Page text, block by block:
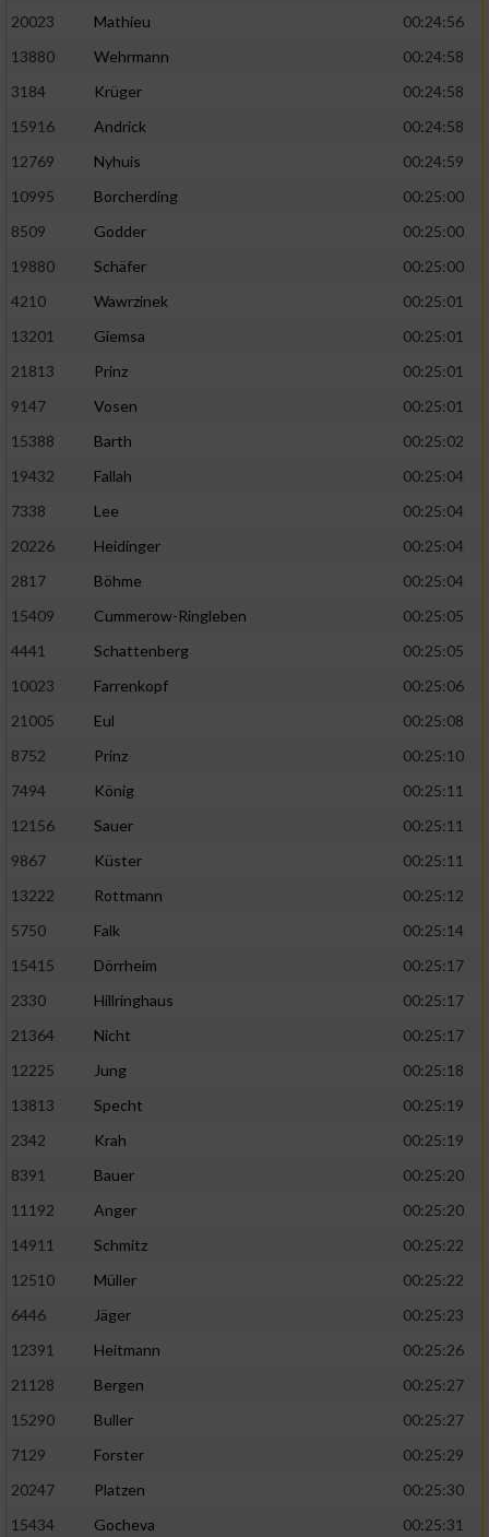
20023
Mathieu
00:24:56
13880
Wehrmann
00:24:58
3184
Krüger
00:24:58
15916
Andrick
00:24:58
12769
Nyhuis
00:24:59
10995
Borcherding
00:25:00
8509
Godder
00:25:00
19880
Schäfer
00:25:00
4210
Wawrzinek
00:25:01
13201
Giemsa
00:25:01
21813
Prinz
00:25:01
9147
Vosen
00:25:01
15388
Barth
00:25:02
19432
Fallah
00:25:04
7338
Lee
00:25:04
20226
Heidinger
00:25:04
2817
Böhme
00:25:04
15409
Cummerow-Ringleben
00:25:05
4441
Schattenberg
00:25:05
10023
Farrenkopf
00:25:06
21005
Eul
00:25:08
8752
Prinz
00:25:10
7494
König
00:25:11
12156
Sauer
00:25:11
9867
Küster
00:25:11
13222
Rottmann
00:25:12
5750
Falk
00:25:14
15415
Dörrheim
00:25:17
2330
Hillringhaus
00:25:17
21364
Nicht
00:25:17
12225
Jung
00:25:18
13813
Specht
00:25:19
2342
Krah
00:25:19
8391
Bauer
00:25:20
11192
Anger
00:25:20
14911
Schmitz
00:25:22
12510
Müller
00:25:22
6446
Jäger
00:25:23
12391
Heitmann
00:25:26
21128
Bergen
00:25:27
15290
Buller
00:25:27
7129
Forster
00:25:29
20247
Platzen
00:25:30
15434
Gocheva
00:25:31